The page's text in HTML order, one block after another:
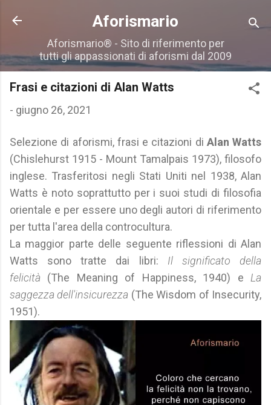
Passa ai contenuti principali
Aforismario
Aforismario® - Sito di riferimento per
tutti gli appassionati di aforismi dal 2009
Frasi e citazioni di Alan Watts
- giugno 26, 2021
Selezione di aforismi, frasi e citazioni di Alan Watts
(Chislehurst 1915 - Mount Tamalpais 1973), filosofo
inglese. Trasferitosi negli Stati Uniti nel 1938, Alan
Watts è noto soprattutto per i suoi studi di filosofia
orientale e per essere uno degli autori di riferimento
per tutta l'area della controcultura.
La maggior parte delle seguente riflessioni di Alan
Watts sono tratte dai libri: Il significato della
felicità (The Meaning of Happiness, 1940) e La
saggezza dell'insicurezza (The Wisdom of Insecurity,
1951).